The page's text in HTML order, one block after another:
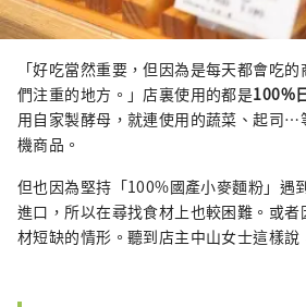
「好吃當然重要，但因為是每天都會吃
們注重的地方。」店裏使用的都是100%
用自家製酵母，就連使用的蔬菜、起司⋯
機商品。
但也因為堅持「100%國產小麥麵粉」遇
進口，所以在尋找食材上也較困難。或
材短缺的情形。聽到店主中山女士這樣說